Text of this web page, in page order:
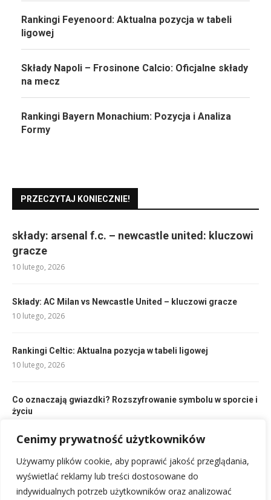
Cenimy prywatność użytkowników
Używamy plików cookie, aby poprawić jakość przeglądania,
wyświetlać reklamy lub treści dostosowane do
indywidualnych potrzeb użytkowników oraz analizować
Rankingi Feyenoord: Aktualna pozycja w tabeli
ligowej
Składy Napoli – Frosinone Calcio: Oficjalne składy
na mecz
Rankingi Bayern Monachium: Pozycja i Analiza
Formy
PRZECZYTAJ KONIECZNIE!
składy: arsenal f.c. – newcastle united: kluczowi
gracze
10 lutego, 2026
Składy: AC Milan vs Newcastle United – kluczowi gracze
10 lutego, 2026
Rankingi Celtic: Aktualna pozycja w tabeli ligowej
10 lutego, 2026
Co oznaczają gwiazdki? Rozszyfrowanie symbolu w sporcie i
życiu
Składy: Molde FK – Legia Warszawa: Kto zagra? Analiza
przed meczem
10 lutego, 2026